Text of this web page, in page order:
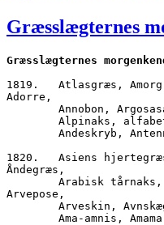
Græsslægternes
Græsslægternes
1819.	Atlasgræs, Amorgræs, Annelgræs, Asper og
Adorre,
Annobon,
Alpinaks,
Andeskryb,
1820.	Asiens hjertegræs, Aromatisk stakløs og
Åndegræs,
Arvepose,
Arveskin,
Ama-amnis,